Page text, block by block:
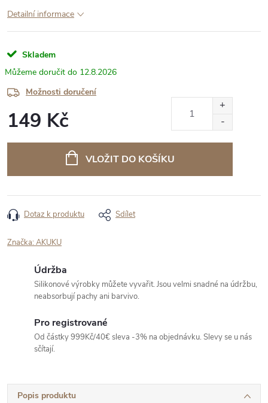
Detailní informace
Skladem
12.8.2026
Možnosti doručení
149 Kč
VLOŽIT DO KOŠÍKU
Dotaz k produktu Sdílet
Značka: AKUKU
Údržba
Silikonové výrobky můžete vyvařit. Jsou velmi snadné na údržbu,
neabsorbují pachy ani barvivo.
Pro registrované
Od částky 999Kč/40€ sleva -3% na objednávku. Slevy se u nás
sčítají.
Popis produktu